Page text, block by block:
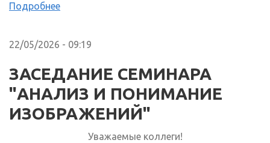
Подробнее
22/05/2026 - 09:19
ЗАСЕДАНИЕ СЕМИНАРА
"АНАЛИЗ И ПОНИМАНИЕ
ИЗОБРАЖЕНИЙ"
Уважаемые коллеги!